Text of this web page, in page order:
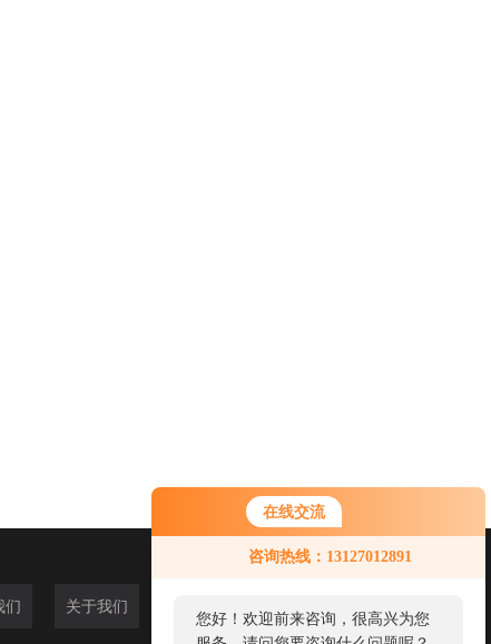
在线交流
咨询热线：13127012891
您好！欢迎前来咨询，很高兴为您
们 关于我们